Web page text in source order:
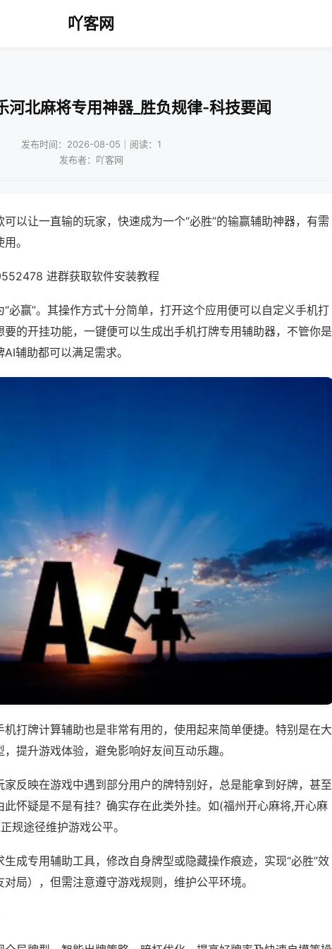
吖客网
河北麻将专用神器_胜负规律-科技要闻
发布时间：2026-08-05｜阅读：1
发布者：吖客网
以让一直输的玩家，快速成为一个“必胜”的输赢辅助神器，有需
。
进群获取软件安装教程
必赢”。其操作方式十分简单，打开这个应用便可以自定义手机打
的开挂功能，一键便可以生成出手机打牌专用辅助器，不管你是
辅助都可以满足需求。
打牌计算辅助也是非常有用的，使用起来简单便捷。特别是在大
提升游戏体验，避免影响好友间互动乐趣。
反映在游戏中遇到部分用户的牌特别好，总是能拿到好牌，甚至
怀疑是不是有挂？确实存在此类外挂。如(福州开心麻将,开心麻
规途径维护游戏公平。
成专用辅助工具，修改自身牌型或隐藏操作痕迹，实现“必胜”效
局），但需注意遵守游戏规则，维护公平环境。